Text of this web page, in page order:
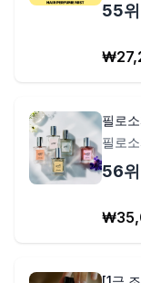
55위
₩
필로
필로
56위
₩